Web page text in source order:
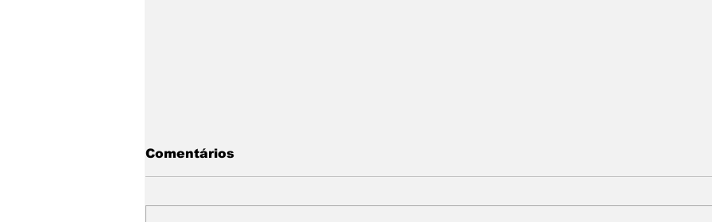
Teste — Postagem
automática (07/07/2026,
15:18:57)
validar a automação de
Comentários